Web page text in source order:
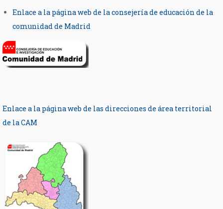
Enlace a la página web de la consejería de educación de la
comunidad de Madrid
Enlace a la página web de las direcciones de área territorial
de la CAM